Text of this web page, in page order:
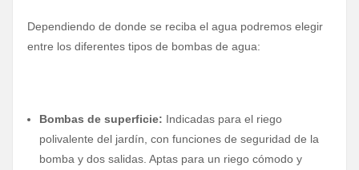
Dependiendo de donde se reciba el agua podremos elegir
entre los diferentes tipos de bombas de agua:
Bombas de superficie: Indicadas para el riego
polivalente del jardín, con funciones de seguridad de la
bomba y dos salidas. Aptas para un riego cómodo y